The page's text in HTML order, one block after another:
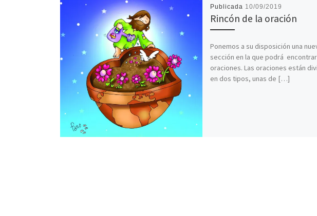
Publicada 10/09/2019
Rincón de la oración
Ponemos a su disposición una
sección en la que podrá encontrar
oraciones. Las oraciones están
en dos tipos, unas de […]